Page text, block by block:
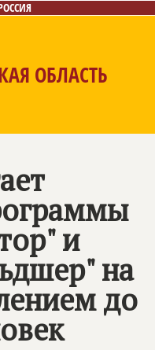
ОБЛАСТЬ
и
на
до